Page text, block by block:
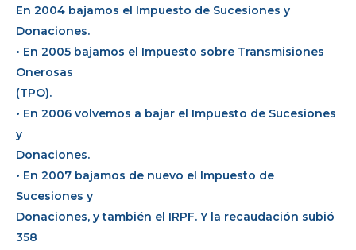
En 2004 bajamos el Impuesto de Sucesiones y
Donaciones.
• En 2005 bajamos el Impuesto sobre Transmisiones
Onerosas
(TPO).
• En 2006 volvemos a bajar el Impuesto de Sucesiones
y
Donaciones.
• En 2007 bajamos de nuevo el Impuesto de
Sucesiones y
Donaciones, y también el IRPF. Y la recaudación subió
358